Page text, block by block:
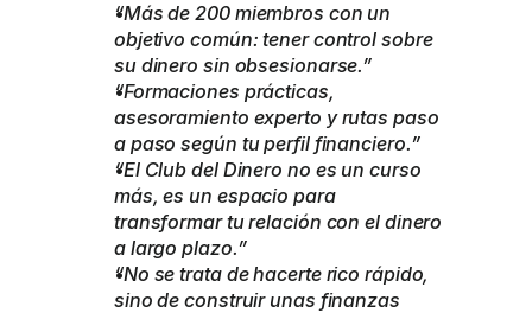
“Más de 200 miembros con un
objetivo común: tener control sobre
su dinero sin obsesionarse.”
“Formaciones prácticas,
asesoramiento experto y rutas paso
a paso según tu perfil financiero.”
“El Club del Dinero no es un curso
más, es un espacio para
transformar tu relación con el dinero
a largo plazo.”
“No se trata de hacerte rico rápido,
sino de construir unas finanzas